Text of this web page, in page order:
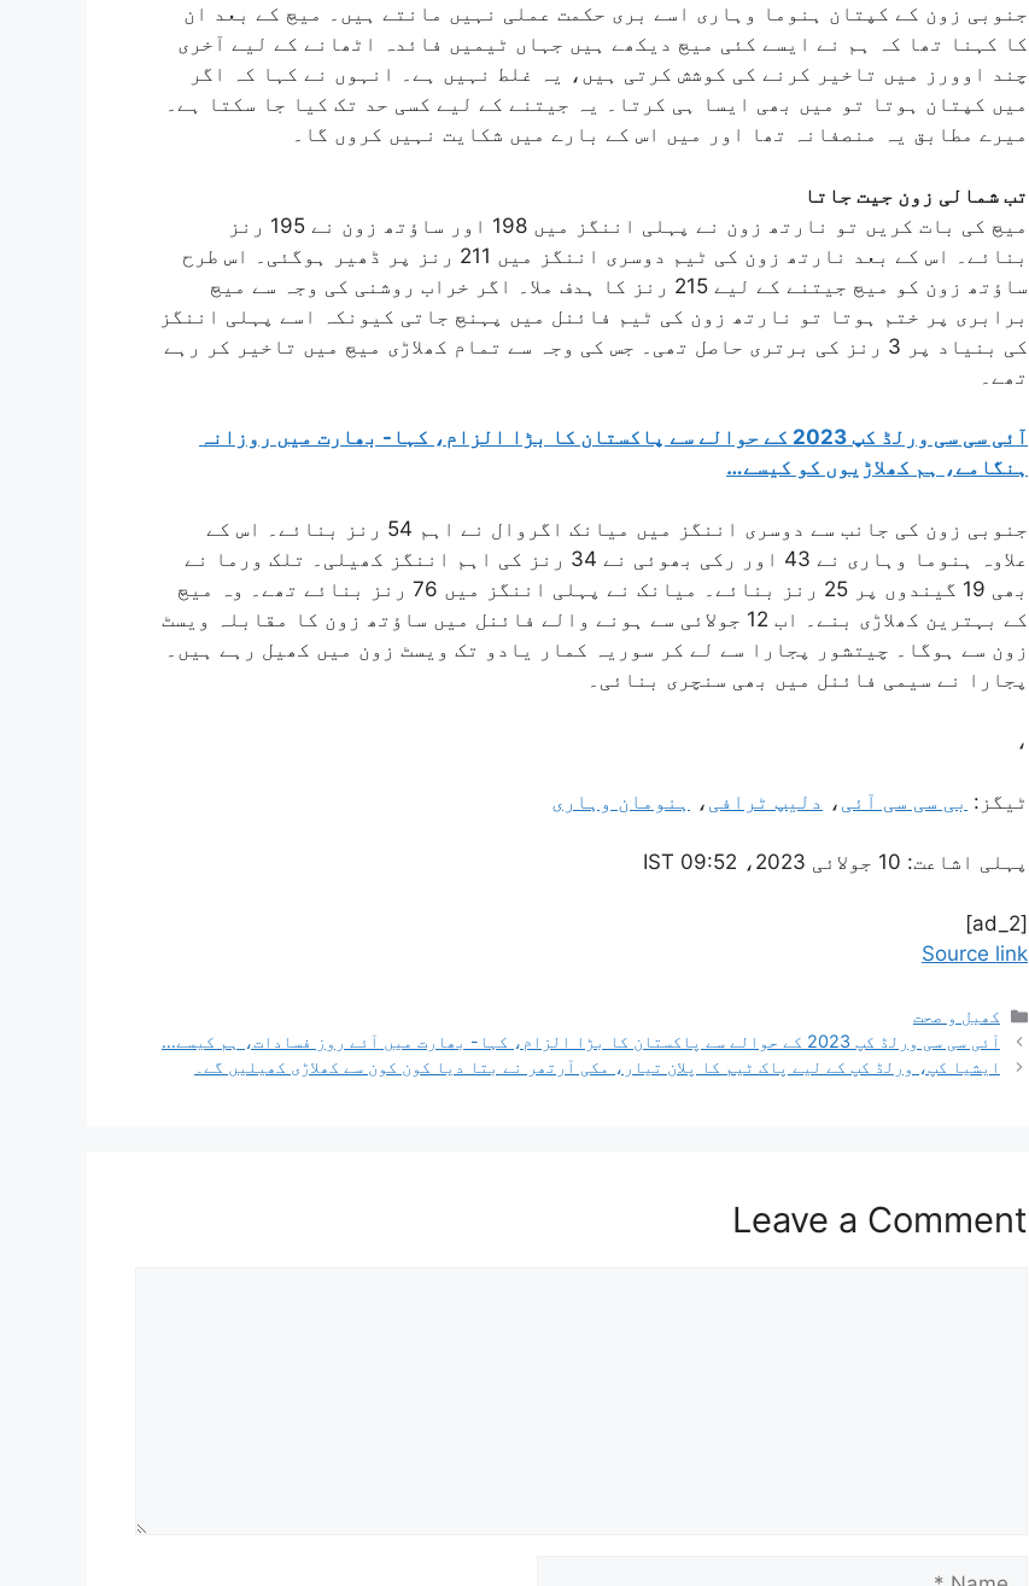
جنوبی زون کے کپتان ہنوما وہاری اسے بری حکمت عملی نہیں مانتے ہیں۔ میچ کے بعد ان
کا کہنا تھا کہ ہم نے ایسے کئی میچ دیکھے ہیں جہاں ٹیمیں فائدہ اٹھانے کے لیے آخری
چند اوورز میں تاخیر کرنے کی کوشش کرتی ہیں، یہ غلط نہیں ہے۔ انہوں نے کہا کہ اگر
میں کپتان ہوتا تو میں بھی ایسا ہی کرتا۔ یہ جیتنے کے لیے کسی حد تک کیا جا سکتا ہے۔
میرے مطابق یہ منصفانہ تھا اور میں اس کے بارے میں شکایت نہیں کروں گا۔
تب شمالی زون جیت جاتا
میچ کی بات کریں تو نارتھ زون نے پہلی اننگز میں 198 اور ساؤتھ زون نے 195 رنز
بنائے۔ اس کے بعد نارتھ زون کی ٹیم دوسری اننگز میں 211 رنز پر ڈھیر ہوگئی۔ اس طرح
ساؤتھ زون کو میچ جیتنے کے لیے 215 رنز کا ہدف ملا۔ اگر خراب روشنی کی وجہ سے میچ
برابری پر ختم ہوتا تو نارتھ زون کی ٹیم فائنل میں پہنچ جاتی کیونکہ اسے پہلی اننگز
کی بنیاد پر 3 رنز کی برتری حاصل تھی۔ جس کی وجہ سے تمام کھلاڑی میچ میں تاخیر کر رہے
تھے۔
آئی سی سی ورلڈ کپ 2023 کے حوالے سے پاکستان کا بڑا الزام، کہا- بھارت میں روزانہ
ہنگامے، ہم کھلاڑیوں کو کیسے…
جنوبی زون کی جانب سے دوسری اننگز میں میانک اگروال نے اہم 54 رنز بنائے۔ اس کے
علاوہ ہنوما وہاری نے 43 اور رکی بھوئی نے 34 رنز کی اہم اننگز کھیلی۔ تلک ورما نے
بھی 19 گیندوں پر 25 رنز بنائے۔ میانک نے پہلی اننگز میں 76 رنز بنائے تھے۔ وہ میچ
کے بہترین کھلاڑی بنے۔ اب 12 جولائی سے ہونے والے فائنل میں ساؤتھ زون کا مقابلہ ویسٹ
زون سے ہوگا۔ چیتشور پجارا سے لے کر سوریہ کمار یادو تک ویسٹ زون میں کھیل رہے ہیں۔
پجارا نے سیمی فائنل میں بھی سنچری بنائی۔
،
ٹیگز: بی سی سی آئی ، دلیپ ٹرافی ، ہنومان وہاری
پہلی اشاعت: 10 جولائی 2023، 09:52 IST
[ad_2]
Source link
کھیل و صحت
آئی سی سی ورلڈ کپ 2023 کے حوالے سے پاکستان کا بڑا الزام، کہا- بھارت میں آئے روز فسادات، ہم کیسے…
ایشیا کپ، ورلڈ کپ کے لیے پاک ٹیم کا پلان تیار، مکی آرتھر نے بتا دیا کون کون سے کھلاڑی کھیلیں گے۔
Leave a Comment